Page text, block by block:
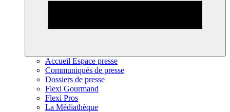
Accueil Espace presse
Communiqués de presse
Dossiers de presse
Flexi Gourmand
Flexi Pros
La Médiathèque